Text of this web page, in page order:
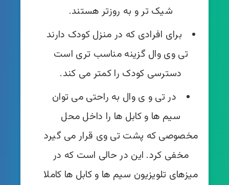
شیک تر و به روزتر هستند.
برای افرادی که در منزل کودک دارند
تی‌ وی وال گزینه مناسب تری است
دسترسی کودک را کمتر می کند.
در تی و ی وال به راحتی می توان
سیم ها و کابل ها را داخل محل
مخصوصی که پشت تی وی قرار می گیرد
مخفی کرد. این در حالی است که در
میزهای تلویزیون سیم ها و کابل ها کاملا